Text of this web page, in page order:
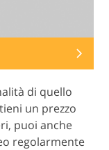
di quello
un prezzo
puoi anche
regolarmente